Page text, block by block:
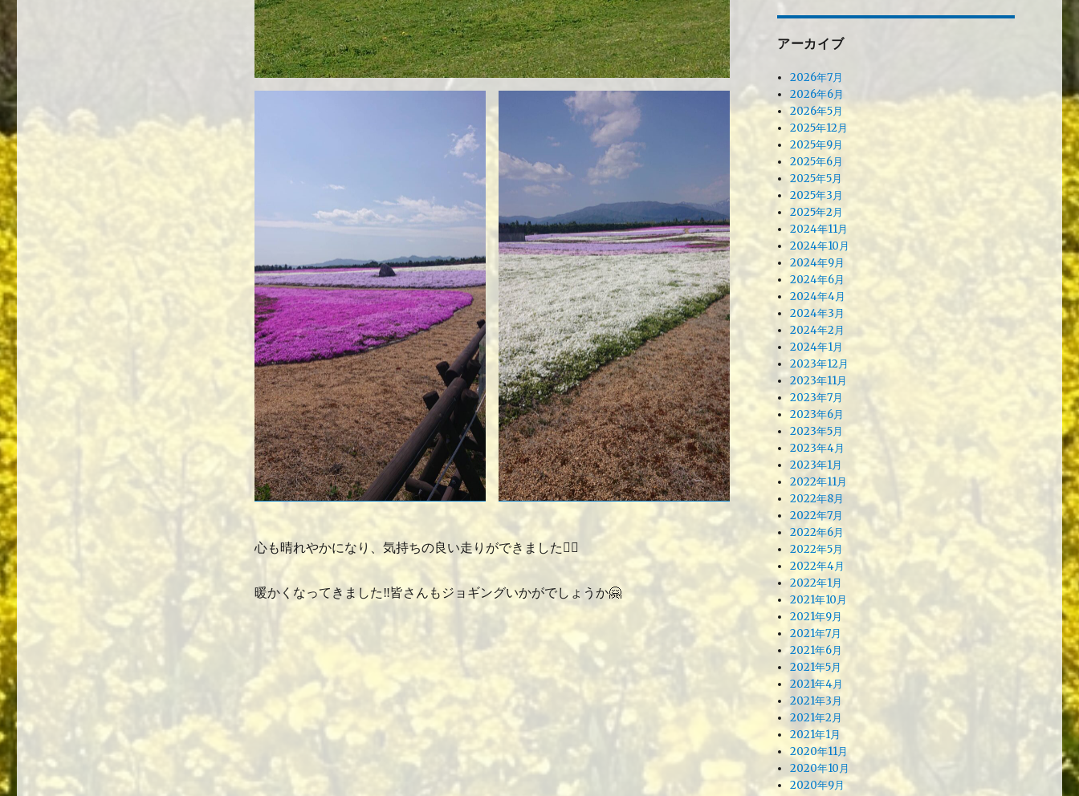
心も晴れやかになり、気持ちの良い走りができました🏃‍♂️
暖かくなってきました‼皆さんもジョギングいかがでしょうか🤗
アーカイブ
2026年7月
2026年6月
2026年5月
2025年12月
2025年9月
2025年6月
2025年5月
2025年3月
2025年2月
2024年11月
2024年10月
2024年9月
2024年6月
2024年4月
2024年3月
2024年2月
2024年1月
2023年12月
2023年11月
2023年7月
2023年6月
2023年5月
2023年4月
2023年1月
2022年11月
2022年8月
2022年7月
2022年6月
2022年5月
2022年4月
2022年1月
2021年10月
2021年9月
2021年7月
2021年6月
2021年5月
2021年4月
2021年3月
2021年2月
2021年1月
2020年11月
2020年10月
2020年9月